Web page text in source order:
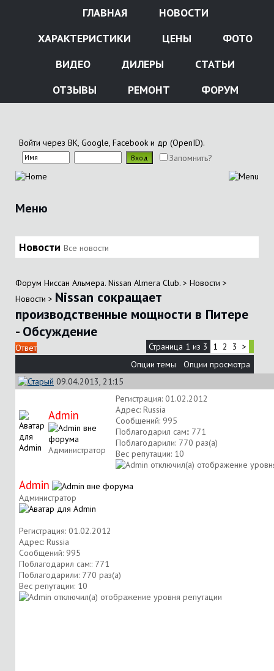
ГЛАВНАЯ
НОВОСТИ
ХАРАКТЕРИСТИКИ
ЦЕНЫ
ФОТО
ВИДЕО
ДИЛЕРЫ
СТАТЬИ
ОТЗЫВЫ
РЕМОНТ ФОРУМ
Войти через ВК, Google, Facebook и др (OpenID).
Запомнить?
Меню
Новости Все новости
Форум Ниссан Альмера. Nissan Almera Club. > Новости >
Новости > Nissan сокращает
производственные мощности в Питере
- Обсуждение
Ответ Страница 1 из 3 1 2 3 >
Опции темы
Опции просмотра
09.04.2013, 21:15
Аdmin
Администратор
Регистрация: 01.02.2012
Адрес: Russia
Сообщений: 995
Поблагодарил сам:: 771
Поблагодарили: 770 раз(а)
Вес репутации: 10
Аdmin
Администратор
Регистрация: 01.02.2012
Адрес: Russia
Сообщений: 995
Поблагодарил сам:: 771
Поблагодарили: 770 раз(а)
Вес репутации: 10